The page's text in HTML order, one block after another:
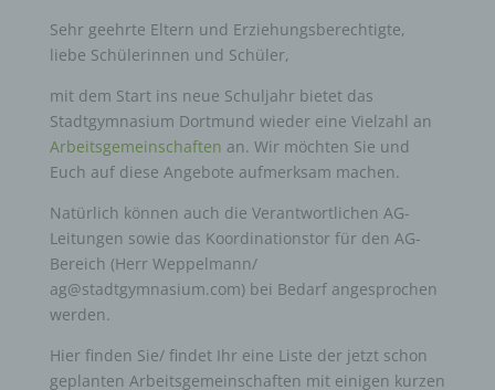
Sehr geehrte Eltern und Erziehungsberechtigte,
liebe Schülerinnen und Schüler,
mit dem Start ins neue Schuljahr bietet das
Stadtgymnasium Dortmund wieder eine Vielzahl an
Arbeitsgemeinschaften an. Wir möchten Sie und
Euch auf diese Angebote aufmerksam machen.
Natürlich können auch die Verantwortlichen AG-
Leitungen sowie das Koordinationstor für den AG-
Bereich (Herr Weppelmann/
ag@stadtgymnasium.com) bei Bedarf angesprochen
werden.
Hier finden Sie/ findet Ihr eine Liste der jetzt schon
geplanten Arbeitsgemeinschaften mit einigen kurzen